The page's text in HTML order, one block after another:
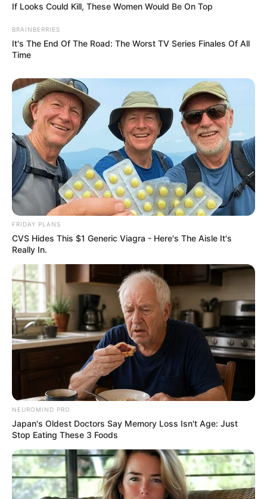
If Looks Could Kill, These Women Would Be On Top
BRAINBERRIES
It's The End Of The Road: The Worst TV Series Finales Of All
Time
FRIDAY PLANS
CVS Hides This $1 Generic Viagra - Here's The Aisle It's
Really In.
NEUROMIND PRO
Japan's Oldest Doctors Say Memory Loss Isn't Age: Just
Stop Eating These 3 Foods